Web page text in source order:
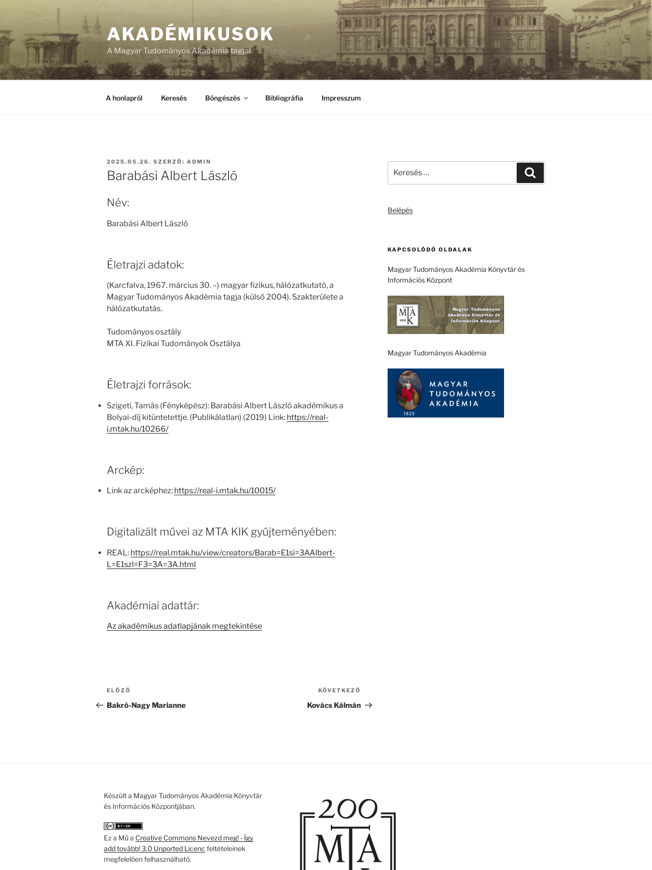
AKADÉMIKUSOK
A Magyar Tudományos Akadémia tagjai
A honlapról Keresés Böngészés Bibliográfia Impresszum
BEKÜLDVE:
2025.05.26. SZERZŐ: ADMIN
Barabási Albert László
Név:
Barabási Albert László
Életrajzi adatok:
(Karcfalva, 1967. március 30. –) magyar fizikus, hálózatkutató, a
Magyar Tudományos Akadémia tagja (külső 2004). Szakterülete a
hálózatkutatás.
Tudományos osztály
MTA XI. Fizikai Tudományok Osztálya
Életrajzi források:
Szigeti, Tamás (Fényképész): Barabási Albert László akadémikus a
Bolyai-díj kitüntetettje. (Publikálatlan) (2019) Link: https://real-
i.mtak.hu/10266/
Arckép:
Link az arcképhez: https://real-i.mtak.hu/10015/
Digitalizált művei az MTA KIK gyűjteményében:
REAL: https://real.mtak.hu/view/creators/Barab=E1si=3AAlbert-
L=E1szl=F3=3A=3A.html
Akadémiai adattár:
Az akadémikus adatlapjának megtekintése
Bejegyzés
navigáció
Korábbi
bejegyzés
ELŐZŐ
Bakró-Nagy Marianne
bejegyzés
KÖVETKEZŐ
Kovács Kálmán
következő
Belépés
KAPCSOLÓDÓ OLDALAK
Magyar Tudományos Akadémia Könyvtár és
Információs Központ
Magyar Tudományos Akadémia
Készült a Magyar Tudományos Akadémia Könyvtár
és Információs Központjában.
Ez a Mű a Creative Commons Nevezd meg! - Így
add tovább! 3.0 Unported Licenc feltételeinek
megfelelően felhasználható.